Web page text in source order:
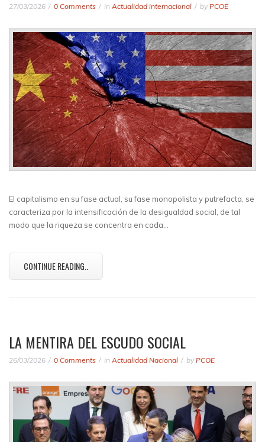
27/03/2026 0 Comments in Actualidad internacional by PCOE
El capitalismo en su fase actual, su fase monopolista y putrefacta, se
caracteriza por la intensificación de la desigualdad social, de tal
modo que la riqueza se concentra en cada…
CONTINUE READING..
LA MENTIRA DEL ESCUDO SOCIAL
26/03/2026 0 Comments in Actualidad Nacional by PCOE